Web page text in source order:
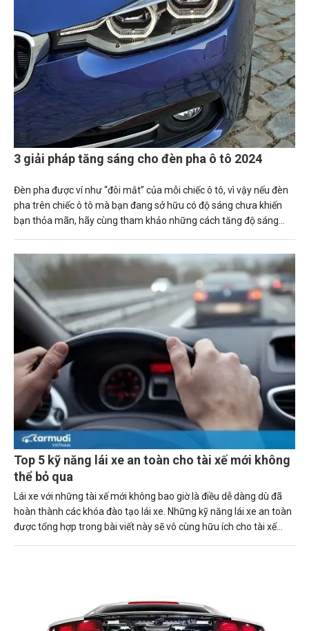
3 giải pháp tăng sáng cho đèn pha ô tô 2024
Đèn pha được ví như “đôi mắt” của mỗi chiếc ô tô, vì vậy nếu đèn
pha trên chiếc ô tô mà bạn đang sở hữu có độ sáng chưa khiến
bạn thỏa mãn, hãy cùng tham khảo những cách tăng độ sáng
Top 5 kỹ năng lái xe an toàn cho tài xế mới không
thể bỏ qua
Lái xe với những tài xế mới không bao giờ là điều dễ dàng dù đã
hoàn thành các khóa đào tạo lái xe. Những kỹ năng lái xe an toàn
được tổng hợp trong bài viết này sẽ vô cùng hữu ích cho tài xế